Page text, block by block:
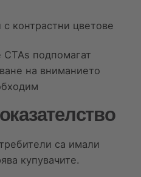
контрастни цветове
подпомагат
на вниманието
са имали
купувачите.